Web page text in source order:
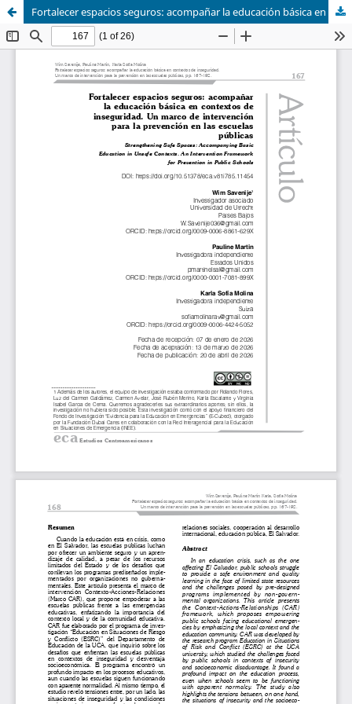
Fortalecer espacios seguros: acompañar la educación básica en contextos de inseguridad. Un marco de intervención para la prevención en las escuelas públicas